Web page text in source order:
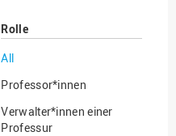
Rolle
All
Professor*innen
Verwalter*innen einer
Professur